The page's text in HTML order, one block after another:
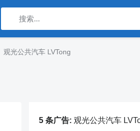
观光公共汽车 LVTong
5 条广告: 观光公共汽车